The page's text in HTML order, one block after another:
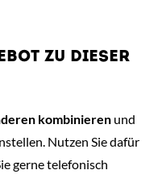
ZU DIESER
kombinieren und
Nutzen Sie dafür
gerne telefonisch